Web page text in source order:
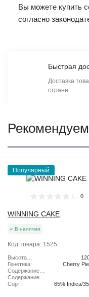
Вы можете купить
согласно
Быстрая
Доставка
стране
Рекомендуем
Популярный
0
WINNING CAKE
В наличии
Код товара: 1525
Высота
растения:
Генетика:
Cherry Pie
Содержание
CBD:
Содержание
ТГК:
Сорт:
65% Indica/